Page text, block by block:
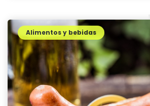
Alimentos y bebidas